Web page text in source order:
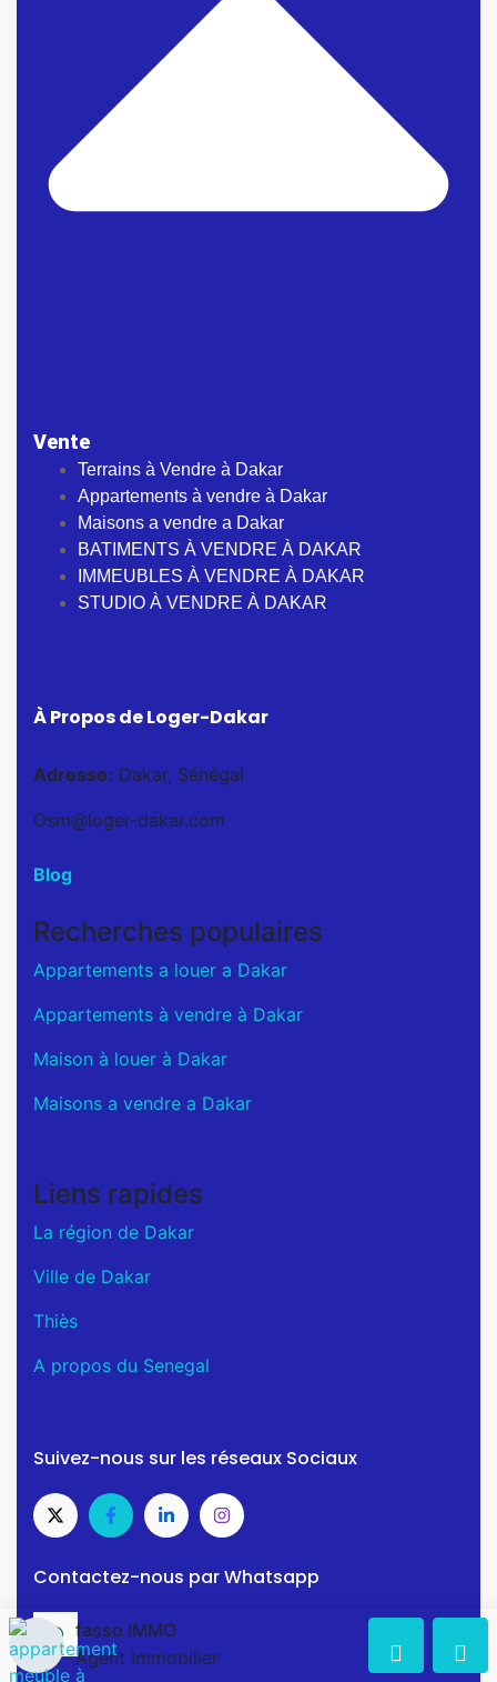
Vente
Terrains à Vendre à Dakar
Appartements à vendre à Dakar
Maisons a vendre a Dakar
BATIMENTS À VENDRE À DAKAR
IMMEUBLES À VENDRE À DAKAR
STUDIO À VENDRE À DAKAR
À Propos de Loger-Dakar
Adresse: Dakar, Sénégal
Osm@loger-dakar.com
Blog
Recherches populaires
Appartements a louer a Dakar
Appartements à vendre à Dakar
Maison à louer à Dakar
Maisons a vendre a Dakar
Liens rapides
La région de Dakar
Ville de Dakar
Thiès
A propos du Senegal
Suivez-nous sur les réseaux Sociaux
Contactez-nous par Whatsapp
fasso IMMO
Agent Immobilier